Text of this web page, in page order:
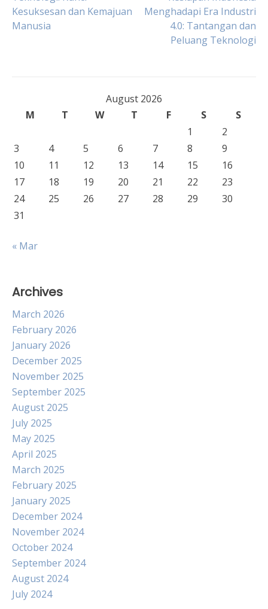
navigation
Kesuksesan dan Kemajuan
Manusia
Menghadapi Era Industri
4.0: Tantangan dan
Peluang Teknologi
August 2026
M
T W T F S
S
1
2
3
4 5 6 7 8
9
10
11 12 13 14 15
16
17
18 19 20 21 22
23
24
25 26 27 28 29
30
31
« Mar
Archives
March 2026
February 2026
January 2026
December 2025
November 2025
September 2025
August 2025
July 2025
May 2025
April 2025
March 2025
February 2025
January 2025
December 2024
November 2024
October 2024
September 2024
August 2024
July 2024